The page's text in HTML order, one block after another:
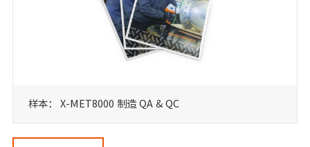
样本： X-MET8000 制造 QA & QC